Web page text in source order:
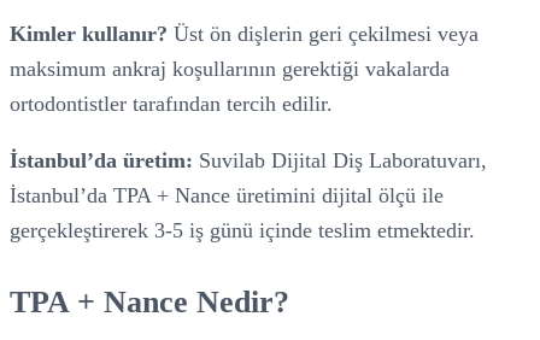
Kimler kullanır? Üst ön dişlerin geri çekilmesi veya
maksimum ankraj koşullarının gerektiği vakalarda
ortodontistler tarafından tercih edilir.
İstanbul’da üretim: Suvilab Dijital Diş Laboratuvarı,
İstanbul’da TPA + Nance üretimini dijital ölçü ile
gerçekleştirerek 3-5 iş günü içinde teslim etmektedir.
TPA + Nance Nedir?